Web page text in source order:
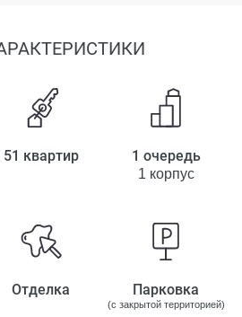
51 квартир 1 очередь
1 корпус
Отделка Парковка
(с закрытой территорией)